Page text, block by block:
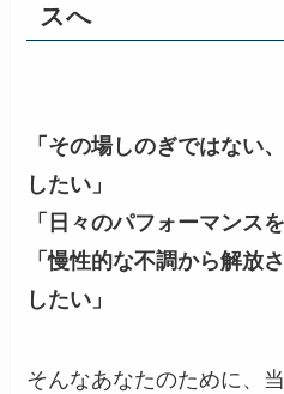
スへ
「その場しのぎではない
したい」
「日々のパフォーマンス
「慢性的な不調から解放
したい」
そんなあなたのために、